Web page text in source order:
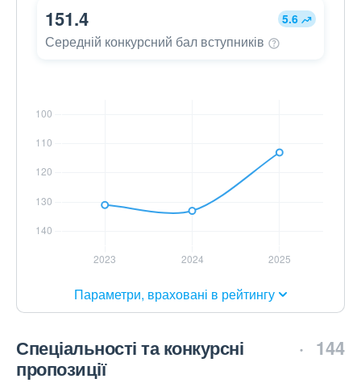
151.4 5.6
Середній конкурсний бал вступників
Параметри, враховані в рейтингу
Спеціальності та конкурсні
пропозиції
144